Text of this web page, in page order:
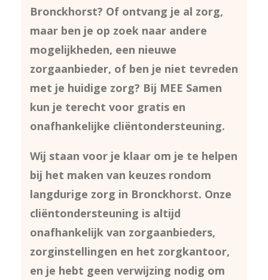
Bronckhorst? Of ontvang je al zorg,
maar ben je op zoek naar andere
mogelijkheden, een nieuwe
zorgaanbieder, of ben je niet tevreden
met je huidige zorg? Bij MEE Samen
kun je terecht voor gratis en
onafhankelijke cliëntondersteuning.
Wij staan voor je klaar om je te helpen
bij het maken van keuzes rondom
langdurige zorg in Bronckhorst. Onze
cliëntondersteuning is altijd
onafhankelijk van zorgaanbieders,
zorginstellingen en het zorgkantoor,
en je hebt geen verwijzing nodig om